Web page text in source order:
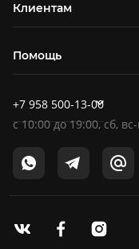
Клиентам
Помощь
+7 958 500-13-00
c10:00до19:00, сб,